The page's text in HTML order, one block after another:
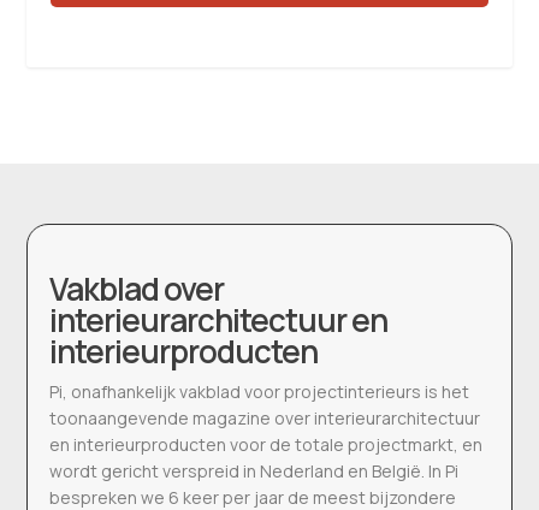
Vakblad over
interieurarchitectuur en
interieurproducten
Pi, onafhankelijk vakblad voor projectinterieurs is het
toonaangevende magazine over interieurarchitectuur
en interieurproducten voor de totale projectmarkt, en
wordt gericht verspreid in Nederland en België. In Pi
bespreken we 6 keer per jaar de meest bijzondere